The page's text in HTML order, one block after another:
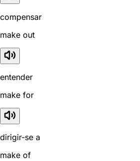
compensar
make out
entender
make for
dirigir-se a
make of